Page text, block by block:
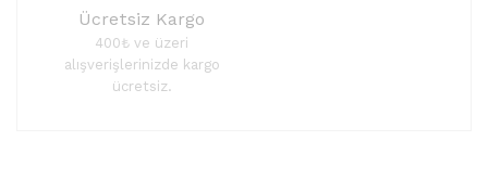
Ücretsiz Kargo
400₺ ve üzeri
alışverişlerinizde kargo
ücretsiz.